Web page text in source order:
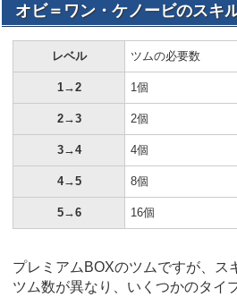
オビ＝ワン・ケノービのスキ
レベル ツムの必要数
1→2 1個
2→3 2個
3→4 4個
4→5 8個
5→6 16個
プレミアムBOXのツムですが、ス
ツム数が異なり、いくつかのタイ